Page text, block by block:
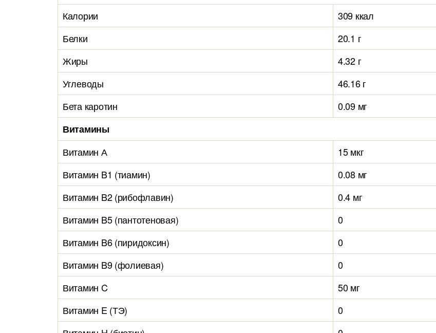
Калории
309 ккал
Белки
20.1 г
Жиры
4.32 г
Углеводы
46.16 г
Бета каротин
0.09 мг
Витамины
Витамин А
15 мкг
Витамин B1 (тиамин)
0.08 мг
Витамин B2 (рибофлавин)
0.4 мг
Витамин B5 (пантотеновая)
0
Витамин B6 (пиридоксин)
0
Витамин B9 (фолиевая)
0
Витамин C
50 мг
Витамин E (ТЭ)
0